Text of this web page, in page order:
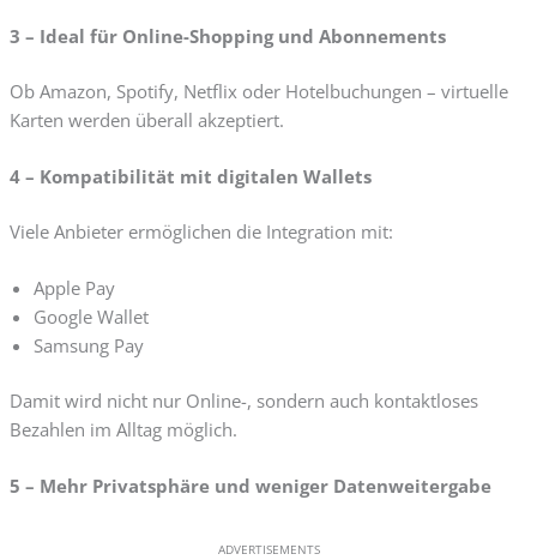
3 – Ideal für Online-Shopping und Abonnements
Ob Amazon, Spotify, Netflix oder Hotelbuchungen – virtuelle
Karten werden überall akzeptiert.
4 – Kompatibilität mit digitalen Wallets
Viele Anbieter ermöglichen die Integration mit:
Apple Pay
Google Wallet
Samsung Pay
Damit wird nicht nur Online-, sondern auch kontaktloses
Bezahlen im Alltag möglich.
5 – Mehr Privatsphäre und weniger Datenweitergabe
ADVERTISEMENTS